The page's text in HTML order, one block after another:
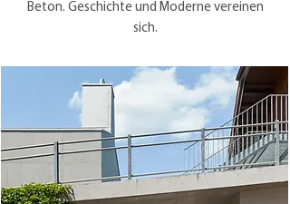
Beton. Geschichte und Moderne vereinen
sich.